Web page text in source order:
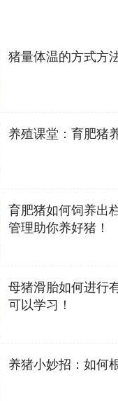
猪量体温的方式方
养殖课堂：育肥猪
育肥猪如何饲养出
管理助你养好猪！
母猪滑胎如何进行
可以学习！
养猪小妙招：如何